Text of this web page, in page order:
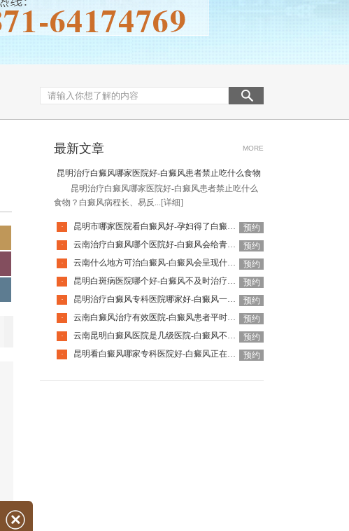
最新文章 MORE
昆明治疗白癜风哪家医院好-白癜风患者禁止吃什么食物
昆明治疗白癜风哪家医院好-白癜风患者禁止吃什么
食物？白癜风病程长、易反... [详细]
· 昆明市哪家医院看白癜风好-孕妇得了白癜风对孩子有影响吗
预约
·
云南治疗白癜风哪个医院好-白癜风会给青少年患者带来什么危害
预约
·
云南什么地方可治白癜风-白癜风会呈现什么早期症状
预约
·
昆明白斑病医院哪个好-白癜风不及时治疗会怎样
预约
·
昆明治疗白癜风专科医院哪家好-白癜风一般会经历几个时期
预约
·
云南白癜风治疗有效医院-白癜风患者平时应该注意哪些护理细节
预约
·
云南昆明白癜风医院是几级医院-白癜风不治疗危害大吗
预约
·
昆明看白癜风哪家专科医院好-白癜风正在变好的症状都有哪些 预约